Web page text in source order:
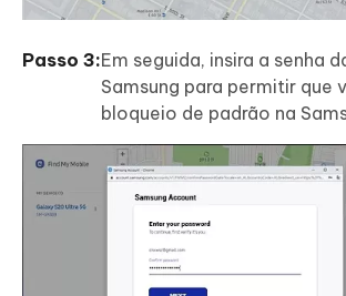
Passo 3:Em seguida, insira a senha
Samsung para permitir que
bloqueio de padrão na